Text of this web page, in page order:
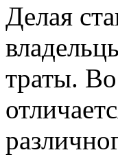
Делая
траты.